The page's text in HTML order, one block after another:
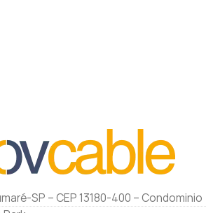
SP – CEP 13180-400 – Condominio